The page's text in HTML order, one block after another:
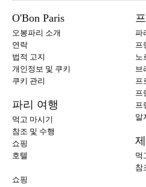
O'Bon Paris
오봉파리 소개
연락
법적 고지
개인정보 및 쿠키
쿠키 관리
파리 여행
먹고 마시기
참조 및 수행
쇼핑
호텔
파
프
노
브
프
프
프
알
먹
참
쇼핑